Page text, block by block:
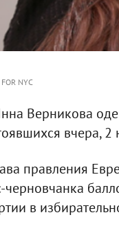
NYC
Верникова
вчера, 2
правления
в